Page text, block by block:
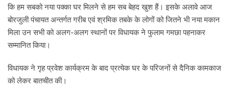
कि हम सबको नया पक्का घर मिलने से हम सब बेहद खुश हैं। इसके अलावे आज
बोरजुली पंचायत अन्तर्गत गरीब एवं श्रमिक तबके के लोगों को जितने भी नया मकान
मिला उन सभी को अलग-अलग स्थानों पर विधायक ने फुलाम गमछा पहनाकर
सम्मानित किया।
विधायक ने गृह प्रवेश कार्यक्रम के बाद प्रत्येक घर के परिजनों से दैनिक कामकाज
को लेकर बातचीत की।